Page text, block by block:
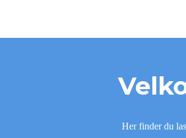
Her finder du